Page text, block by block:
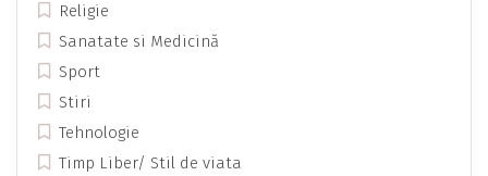
Religie
Sanatate si Medicină
Sport
Stiri
Tehnologie
Timp Liber/ Stil de viata